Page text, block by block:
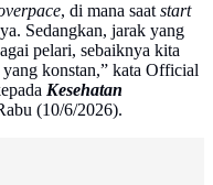
, di mana saatstart
Sedangkan, jarak yang
pelari, sebaiknya kita
konstan,” kata Official
Kesehatan
(10/6/2026).